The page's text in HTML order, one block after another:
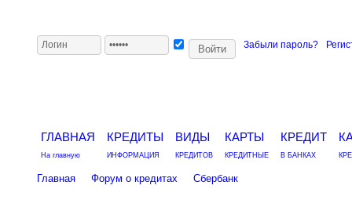
Забыли пароль?
ГЛАВНАЯ
На главную
КРЕДИТЫ
ИНФОРМАЦИЯ
ВИДЫ
КРЕДИТОВ
КАРТЫ
КРЕДИТНЫЕ
КРЕДИТ
В БАНКАХ
Главная Форум о кредитах Сбербанк